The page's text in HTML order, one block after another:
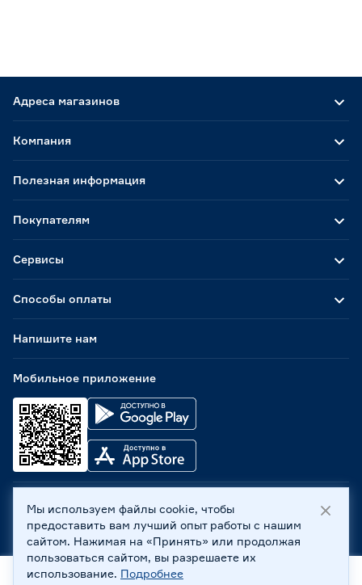
Адреса магазинов
Способы оплаты
Мобильное приложение
Компания
Полезная информация
Покупателям
Сервисы
Напишите нам
ООО «Бауцентр Рус» 2004 -2026, 236029, г. Калининград,
ул. А.Невского, 205. ИНН 7702596813, КПП 390601001 ©
Все права защищены
Политика обработки персональных данных
Правовая информация
Мы используем файлы cookie, чтобы
предоставить вам лучший опыт работы с нашим
сайтом. Нажимая на «Принять» или продолжая
пользоваться сайтом, вы разрешаете их
использование. Подробнее